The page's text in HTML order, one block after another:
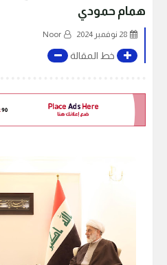
همام حمودي
28 نوفمبر 2024 Noor
خط المقالة